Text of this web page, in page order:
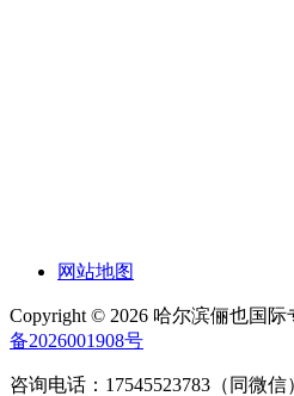
网站地图
Copyright © 2026 哈尔滨俪也国
备2026001908号
咨询电话：17545523783（同微信